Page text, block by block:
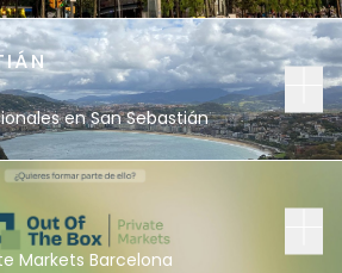
en San Sebastián
Markets Barcelona